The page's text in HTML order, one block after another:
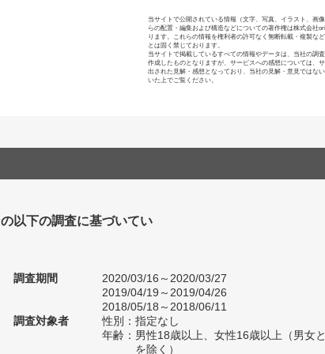
当サイトで公開されている情報（文字、写真、イラスト、画
らの配置・編集および構造などについての著作権は株式会社
ります。これらの情報を権利者の許可なく無断転載・複製な
とは固く禁じております。
当サイトで掲載しているすべての情報やデータは、当社の調
作成したものとなりますが、サービスへの感想については、
出された見解・感想となっており、当社の見解・意見ではな
いた上でご覧ください。
以下の調査に基づいてい
調査期間
2020/03/16～2020/03/27
2019/04/19～2019/04/26
2018/05/18～2018/06/11
調査対象者
性別：指定なし
年齢：男性18歳以上、女性16歳以上（男女
を除く）